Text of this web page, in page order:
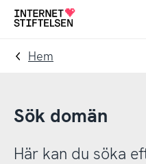
Till
navigering
Till
innehåll
Till
Hem
Sök domän
Här kan du söka